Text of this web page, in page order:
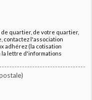
quartier, de votre quartier,
contactez l'association
adhérez (la cotisation
la lettre d'informations